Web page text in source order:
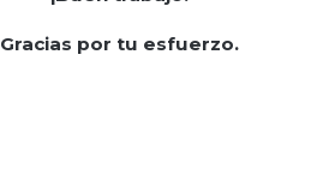
Gracias por tu esfuerzo.